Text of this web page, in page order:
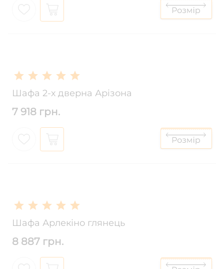
Шафа 2-х дверна Арізона
7 918 грн.
Шафа Арлекіно глянець
8 887 грн.